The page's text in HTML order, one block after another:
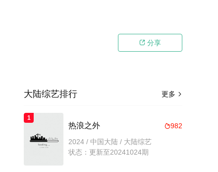
 分享
更多 
大陆综艺排行
1
982
热浪之外
2024 / 中国大陆 / 大陆综艺
状态：更新至20241024期